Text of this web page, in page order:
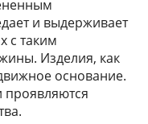
и выдерживает
с таким
Изделия, как
основание.